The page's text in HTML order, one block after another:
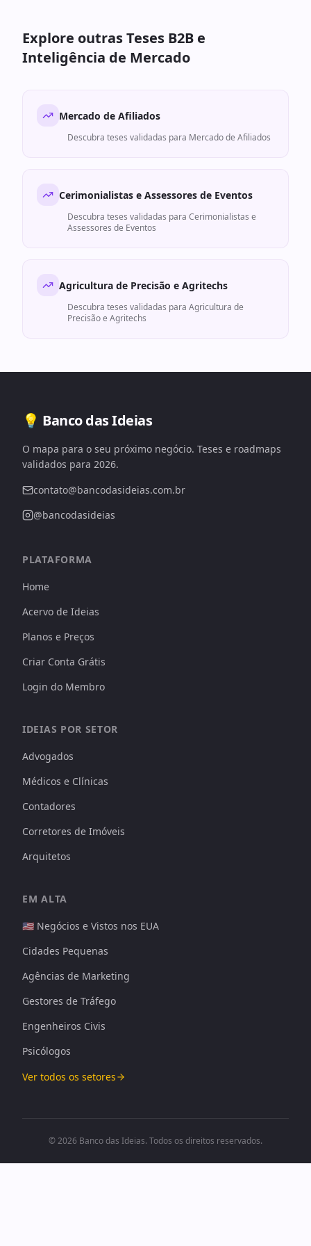
Explore outras Teses B2B e
Inteligência de Mercado
Mercado de Afiliados
Descubra teses validadas para Mercado de Afiliados
Cerimonialistas e Assessores de Eventos
Descubra teses validadas para Cerimonialistas e
Assessores de Eventos
Agricultura de Precisão e Agritechs
Descubra teses validadas para Agricultura de
Precisão e Agritechs
💡 Banco das Ideias
O mapa para o seu próximo negócio. Teses e roadmaps
validados para 2026.
contato@bancodasideias.com.br
@bancodasideias
PLATAFORMA
Home
Acervo de Ideias
Planos e Preços
Criar Conta Grátis
Login do Membro
IDEIAS POR SETOR
Advogados
Médicos e Clínicas
Contadores
Corretores de Imóveis
Arquitetos
EM ALTA
🇺🇸 Negócios e Vistos nos EUA
Cidades Pequenas
Agências de Marketing
Gestores de Tráfego
Engenheiros Civis
Psicólogos
Ver todos os setores
© 2026 Banco das Ideias. Todos os direitos reservados.